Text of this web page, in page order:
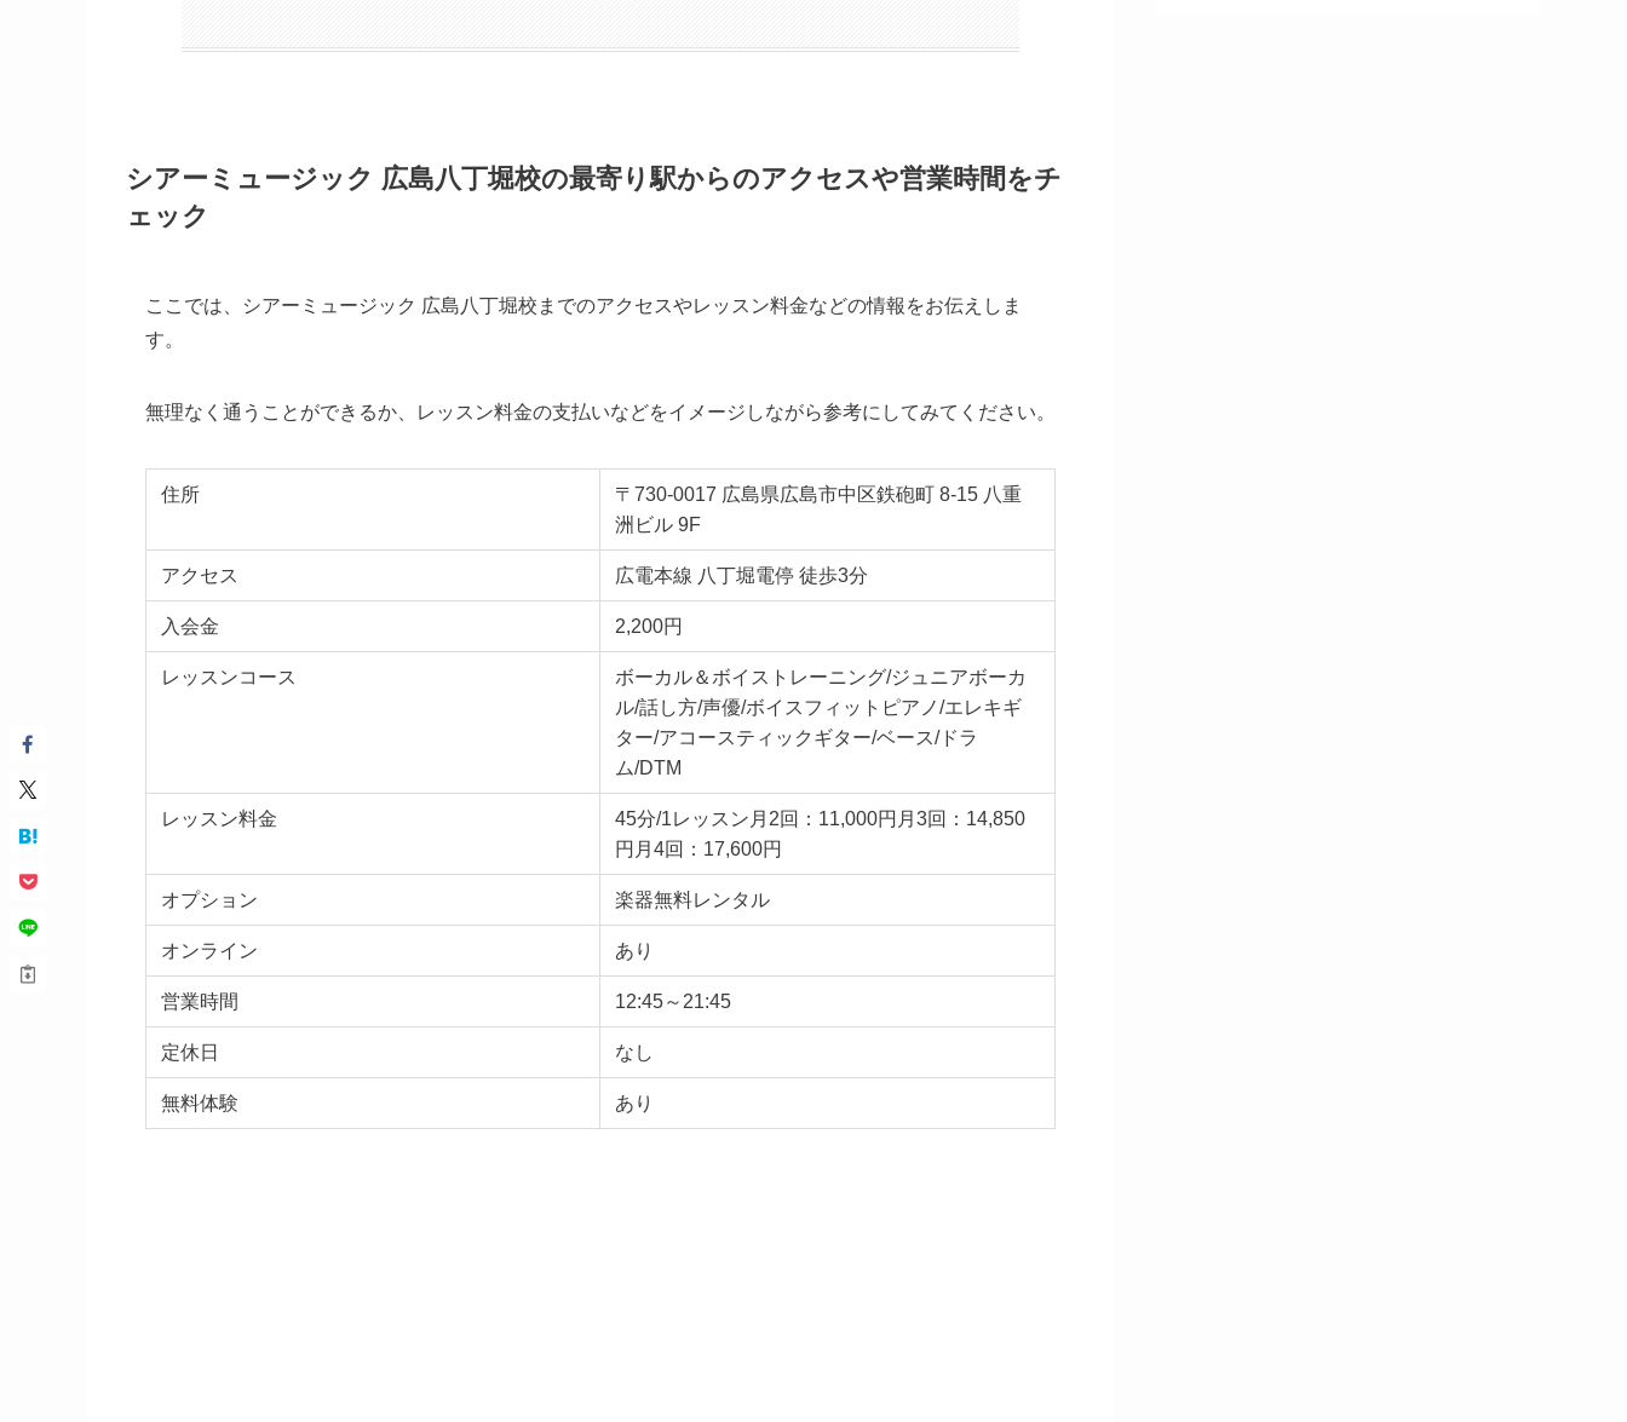
シアーミュージック 広島八丁堀校の最寄り駅からのアクセスや営業時間をチ
ェック
ここでは、シアーミュージック 広島八丁堀校までのアクセスやレッスン料金などの情報をお伝えしま
す。
無理なく通うことができるか、レッスン料金の支払いなどをイメージしながら参考にしてみてください。
住所
〒730-0017 広島県広島市中区鉄砲町 8-15 八重
洲ビル 9F
アクセス 広電本線 八丁堀電停 徒歩3分
入会金 2,200円
レッスンコース
ボーカル＆ボイストレーニング/ジュニアボーカ
ル/話し方/声優/ボイスフィットピアノ/エレキギ
ター/アコースティックギター/ベース/ドラ
ム/DTM
レッスン料金
45分/1レッスン月2回：11,000円月3回：14,850
円月4回：17,600円
オプション 楽器無料レンタル
オンライン あり
営業時間 12:45～21:45
定休日 なし
無料体験 あり